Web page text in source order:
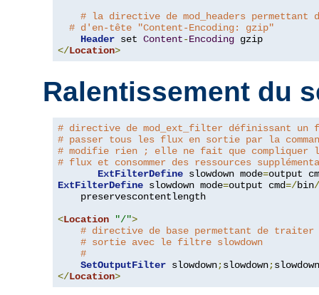
# la directive de mod_headers permettant
# d'en-tête "Content-Encoding: gzip"
Header set Content-Encoding
</Location>
Ralentissement du
# directive de mod_ext_filter définissant
# passer tous les flux en sortie par la
# modifie rien ; elle ne fait que compliquer le
# flux et consommer des ressources
ExtFilterDefine slowdown mode=output
ExtFilterDefine slowdown mode=output cmd=/bin/
    preservescontentlength
<Location "/">
# directive de base permettant de
# sortie avec le filtre slowdown
#
SetOutputFilter slowdown;slowdown;
</Location>